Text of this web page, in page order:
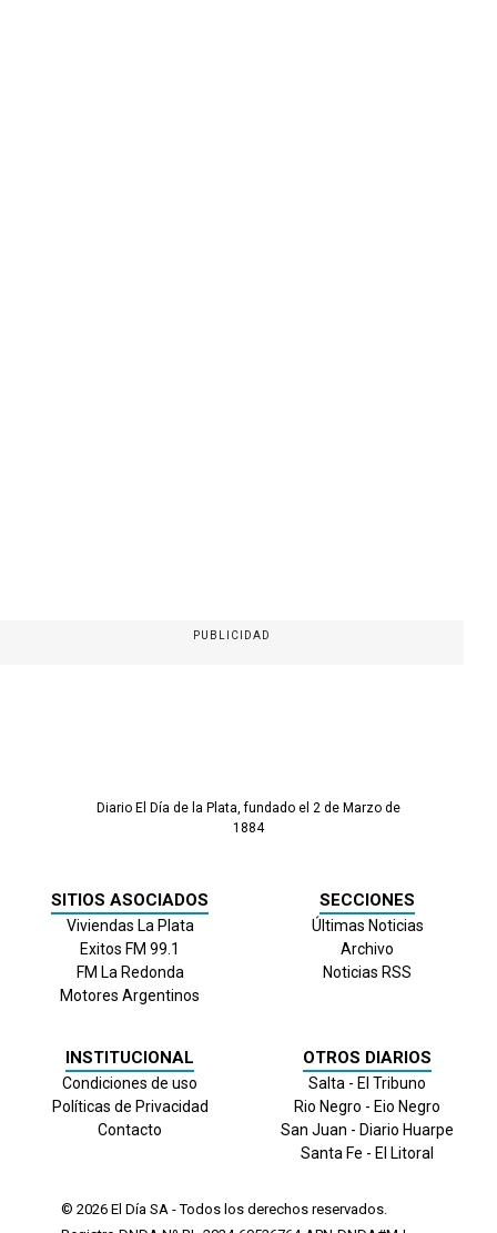
PUBLICIDAD
Diario El Día de la Plata, fundado el 2 de Marzo de
1884
SITIOS ASOCIADOS
Viviendas La Plata
Exitos FM 99.1
FM La Redonda
Motores Argentinos
SECCIONES
Últimas Noticias
Archivo
Noticias RSS
INSTITUCIONAL
Condiciones de uso
Políticas de Privacidad
Contacto
OTROS DIARIOS
Salta - El Tribuno
Rio Negro - Eio Negro
San Juan - Diario Huarpe
Santa Fe - El Litoral
© 2026 El Día SA - Todos los derechos reservados.